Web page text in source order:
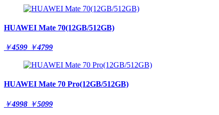
HUAWEI Mate 70(12GB/512GB)
￥4599 ￥4799
HUAWEI Mate 70 Pro(12GB/512GB)
￥4998 ￥5099